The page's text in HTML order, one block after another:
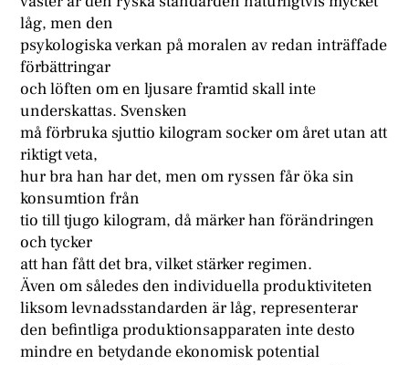
låg, men den
psykologiska verkan på moralen av redan inträffade
förbättringar
och löften om en ljusare framtid skall inte
underskattas. Svensken
må förbruka sjuttio kilogram socker om året utan att
riktigt veta,
hur bra han har det, men om ryssen får öka sin
konsumtion från
tio till tjugo kilogram, då märker han förändringen
och tycker
att han fått det bra, vilket stärker regimen.
Även om således den individuella produktiviteten
liksom levnadsstandarden är låg, representerar
den befintliga produktionsapparaten inte desto
mindre en betydande ekonomisk potential